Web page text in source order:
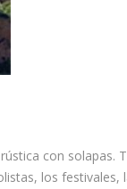
con solapas.
los festivales,